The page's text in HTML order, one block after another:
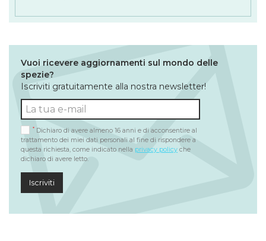
Vuoi ricevere aggiornamenti sul mondo delle
spezie?
Iscriviti gratuitamente alla nostra newsletter!
* Dichiaro di avere almeno 16 anni e di acconsentire al
trattamento dei miei dati personali al fine di rispondere a
questa richiesta, come indicato nella privacy policy che
dichiaro di avere letto.
Iscriviti